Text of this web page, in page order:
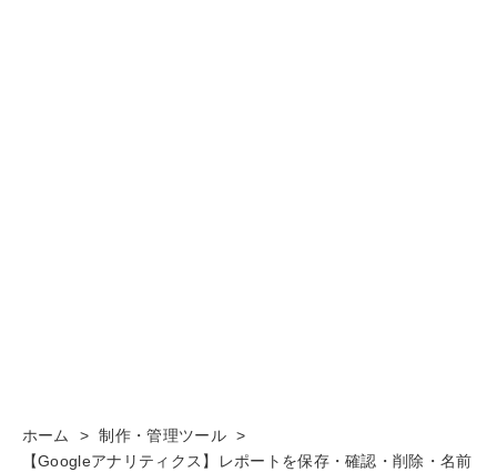
ホーム > 制作・管理ツール >
【Googleアナリティクス】レポートを保存・確認・削除・名前